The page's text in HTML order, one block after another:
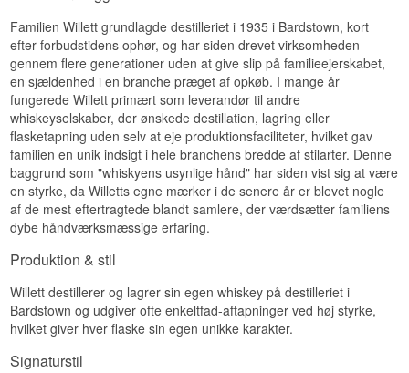
Destilleri:Willett Distillery
Region/Land: Bardstown, Kentucky, USA
Type: Kentucky Straight Bourbon Whiskey
ABV: 45 %
Størrelse: 70 CL
Smagsprofil
Blød · Sødmefyldt · Rund · Karamelagtig
Se hele vores udvalg afWillett
Familien Willett grundlagde destilleriet i 1935 i Bardstown, kort
efter forbudstidens ophør, og har siden drevet virksomheden
gennem flere generationer uden at give slip på familieejerskabet,
en sjældenhed i en branche præget af opkøb. I mange år
fungerede Willett primært som leverandør til andre
whiskeyselskaber, der ønskede destillation, lagring eller
flasketapning uden selv at eje produktionsfaciliteter, hvilket gav
familien en unik indsigt i hele branchens bredde af stilarter. Denne
baggrund som "whiskyens usynlige hånd" har siden vist sig at være
en styrke, da Willetts egne mærker i de senere år er blevet nogle
af de mest eftertragtede blandt samlere, der værdsætter familiens
dybe håndværksmæssige erfaring.
Produktion & stil
Willett destillerer og lagrer sin egen whiskey på destilleriet i
Bardstown og udgiver ofte enkeltfad-aftapninger ved høj styrke,
hvilket giver hver flaske sin egen unikke karakter.
Signaturstil